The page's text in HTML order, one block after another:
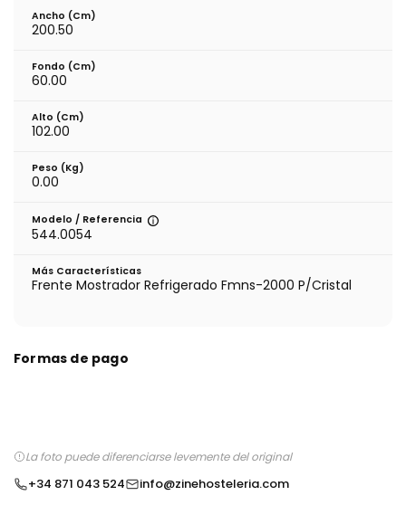
Ancho (cm)
200.50
Fondo (cm)
60.00
Alto (cm)
102.00
Peso (kg)
0.00
Modelo / Referencia
544.0054
Más Características
Frente Mostrador Refrigerado Fmns-2000 P/Cristal
Formas de pago
La foto puede diferenciarse levemente del original
+34 871 043 524 info@zinehosteleria.com